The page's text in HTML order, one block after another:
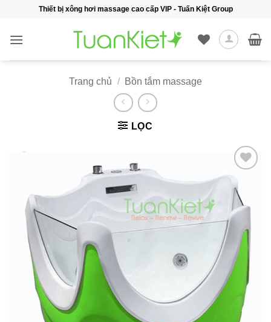
nội
Thiết bị xông hơi massage cao cấp VIP - Tuấn Kiệt Group
Trang chủ / Bồn tắm massage
LỌC
Add to
wishlist